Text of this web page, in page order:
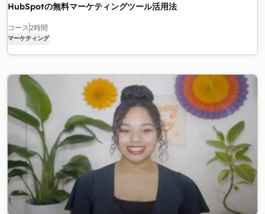
HubSpotの無料マーケティングツール活用法
コース2時間
マーケティング